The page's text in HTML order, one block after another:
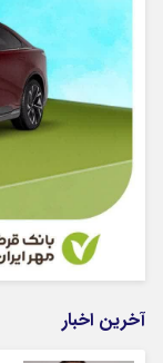
آخرین اخبار